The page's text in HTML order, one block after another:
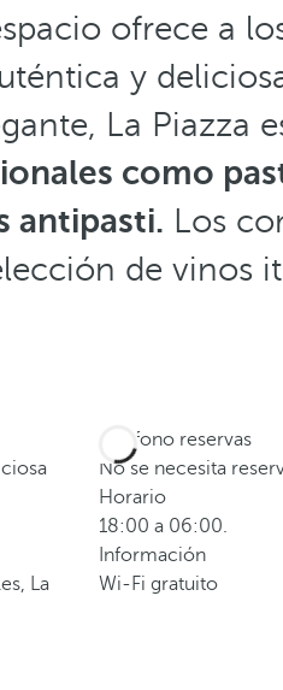
ofrece a
y
La Piazza
como
antipasti. Los
de vinos
La
Teléfono reservas
No se necesita
Horario
18:00 a 06:00.
Información
Wi-Fi gratuito